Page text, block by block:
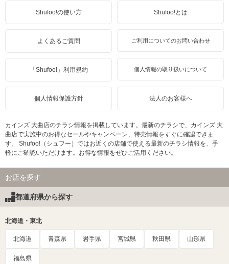
Shufoo!の使い方 Shufoo!とは
よくあるご質問 ご利用についてのお問い合わせ
「Shufoo!」利用規約 個人情報の取り扱いについて
個人情報保護方針 法人のお客様へ
カインズ 大曲店のチラシ情報を掲載しています。最新のチラシで、カインズ 大
曲店で実施中のお得なセールやキャンペーン、特売情報をすぐに確認できま
す。 Shufoo!（シュフー）ではお近くの店舗で使える最新のチラシ情報を、手
軽にご確認いただけます。お得な情報をぜひご活用ください。
お店を探す
都道府県から探す
北海道・東北
北海道 青森県 岩手県 宮城県 秋田県 山形県
福島県